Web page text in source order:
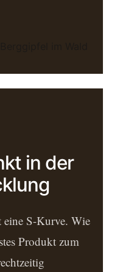
in der
eine S-Kurve. Wie
Produkt zum